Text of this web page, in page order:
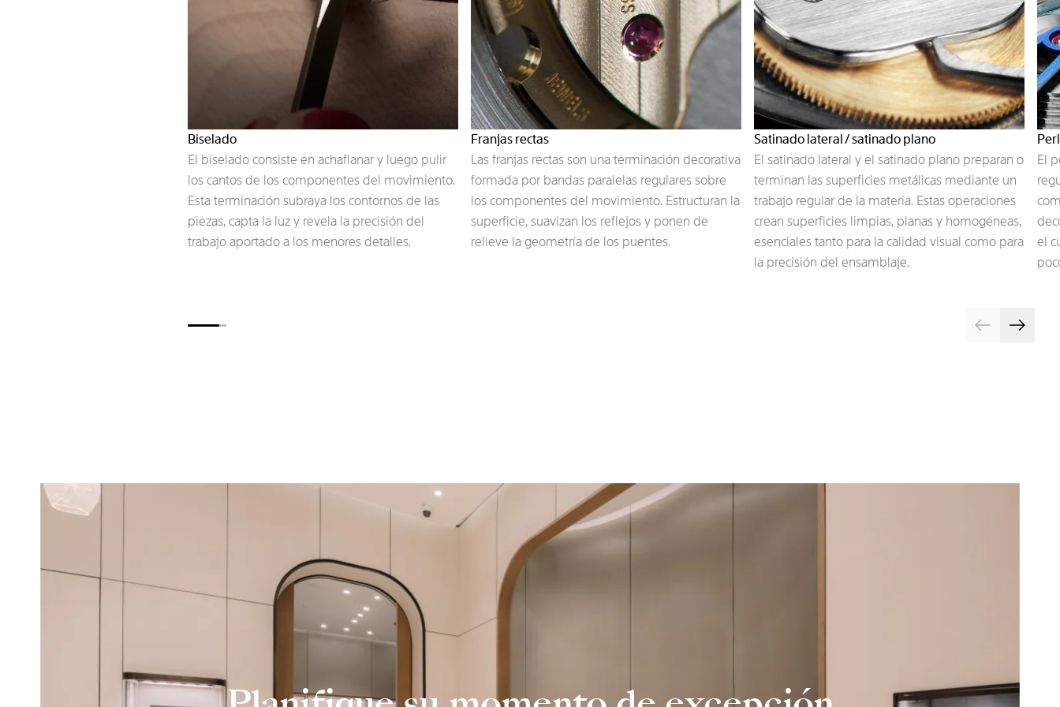
Biselado
El biselado consiste en achaflanar y luego pulir
los cantos de los componentes del movimiento.
Esta terminación subraya los contornos de las
piezas, capta la luz y revela la precisión del
trabajo aportado a los menores detalles.
Franjas rectas
Las franjas rectas son una terminación decorativa
formada por bandas paralelas regulares sobre
los componentes del movimiento. Estructuran la
superficie, suavizan los reflejos y ponen de
relieve la geometría de los puentes.
Satinado lateral / satinado plano
El satinado lateral y el satinado plano preparan o
terminan las superficies metálicas mediante un
trabajo regular de la materia. Estas operaciones
crean superficies limpias, planas y homogéneas,
esenciales tanto para la calidad visual como para
la precisión del ensamblaje.
El
el